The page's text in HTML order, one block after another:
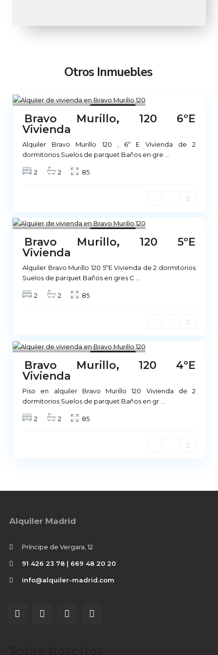
Otros Inmuebles
1
Madrid
Bravo Murillo, 120 6ºE
Vivienda
Alquiler Bravo Murillo 120 , 6º E Vivienda de 2
dormitorios Suelos de parquet Baños en gre ...
2 2 85
1
Madrid
Bravo Murillo, 120 5ºE
Vivienda
Alquiler Bravo Murillo 120 5ºE Vivienda de 2 dormitorios
Suelos de parquet Baños en gres C ...
2 2 85
1
Madrid
Bravo Murillo, 120 4ºE
Vivienda
Piso en alquiler Bravo Murillo 120 Vivienda de 2
dormitorios Suelos de parquet Baños en gr ...
2 2 85
Alquiler Madrid
Príncipe de Vergara, 12
91 426 23 78 | 669 48 20 20
info@alquiler-madrid.com